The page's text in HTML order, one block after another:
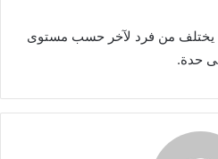
يختلف من فرد لآخر حسب مستوى
حدة.